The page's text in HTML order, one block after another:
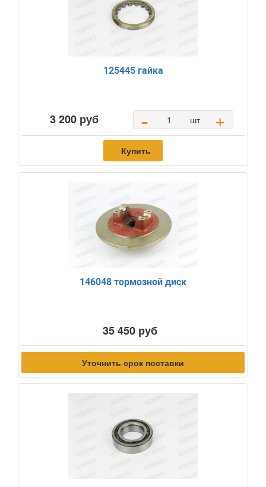
125445 гайка
3 200 руб - шт +
Купить
146048 тормозной диск
35 450 руб
Уточнить срок поставки